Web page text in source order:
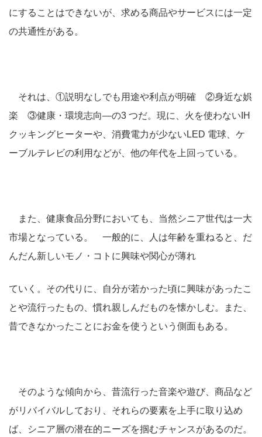
にすることはできないが、求める商品やサービスには一定
の共通性がある。
それは、①説明なしでも用途や利点が明確 ②身近な娯
楽 ③健康・環境志向―の3 つだ。現に、火を使わないIH
クッキングヒーターや、消費電力が少ないLED 電球、ケ
ーブルテレビの利用などが、他の年代を上回っている。
また、健康食品分野においても、当然シニア世代は一大
市場となっている。 一般的に、人は年齢を重ねると、だ
んだん新しいモノ・コトに興味や関心が薄れ
ていく。その代りに、自分が若かった頃に興味があったこ
とや流行ったもの、慣れ親しんだものを懐かしむ。また、
昔できなかったことにお金を使うという側面もある。
そのような傾向から、昔流行った音楽や遊び、商品など
がリバイバルしており、それらの要素を上手に取り込め
ば、シニア層の潜在的ニーズを掴むチャンスがあるのだ。